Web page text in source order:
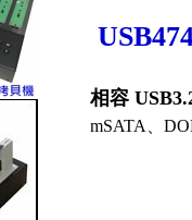
相容
mSATA、